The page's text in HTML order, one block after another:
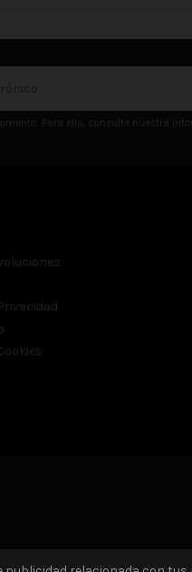
Para ello, consulte nuestra